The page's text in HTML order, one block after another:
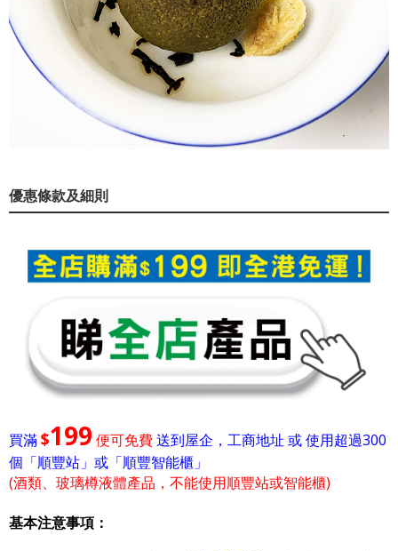
優惠條款及細則
買滿$199 便可免費送到屋企，工商地址 或 使用超過300
個「順豐站」或「順豐智能櫃」
(酒類、玻璃樽液體產品，不能使用順豐站或智能櫃)
基本注意事項：